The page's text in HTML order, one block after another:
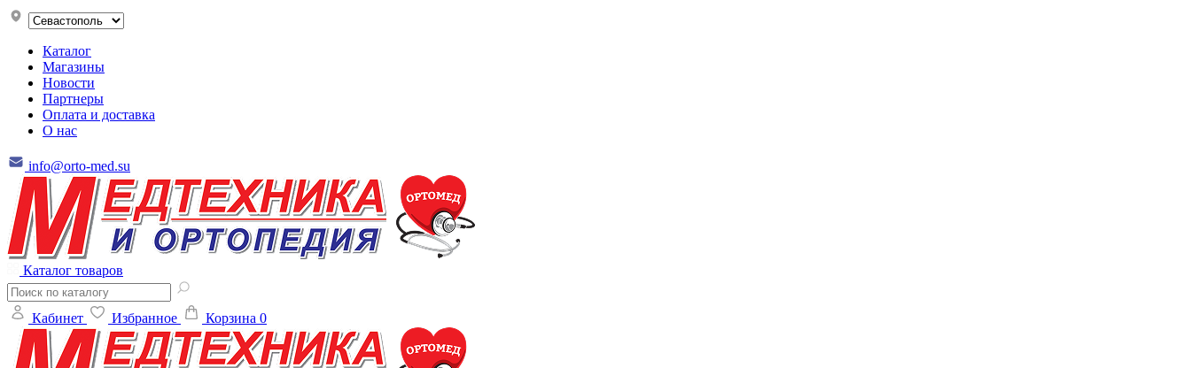
Каталог
Магазины
Новости
Партнеры
Оплата и доставка
О нас
info@orto-med.su
Каталог товаров
Кабинет Избранное Корзина 0